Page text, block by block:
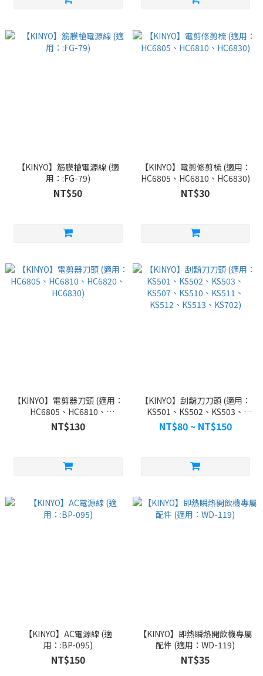
【KINYO】筋膜槍電源線 (適
用：:FG-79)
NT$50
【KINYO】電剪修剪梳 (適用：
HC6805、HC6810、HC6830)
NT$30
【KINYO】電剪器刀頭 (適用：
HC6805、HC6810、
HC6820、HC6830)
NT$130
【KINYO】刮鬍刀刀頭 (適用：
KS501、KS502、KS503、
KS507、KS510、KS511、
KS512、KS513、KS702)
NT$80 ~ NT$150
【KINYO】AC電源線 (適
用：:BP-095)
NT$150
【KINYO】即熱瞬熱開飲機專屬
配件 (適用：WD-119)
NT$35